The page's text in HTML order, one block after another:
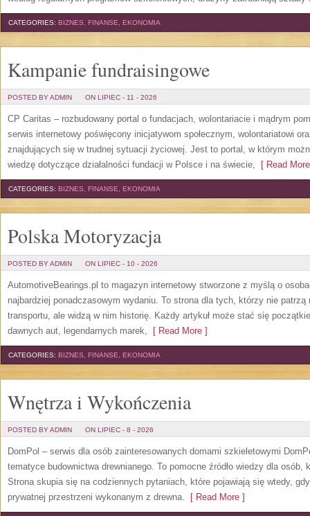
CATEGORIES: BIZNES, FINANSE, EKONOMIA
Kampanie fundraisingowe
POSTED BY ADMIN ON LIPIEC - 11 - 2026
CP Caritas – rozbudowany portal o fundacjach, wolontariacie i mądrym
serwis internetowy poświęcony inicjatywom społecznym, wolontariatowi
znajdujących się w trudnej sytuacji życiowej. Jest to portal, w którym
wiedzę dotyczące działalności fundacji w Polsce i na świecie, [ Read
CATEGORIES: BIZNES, FINANSE, EKONOMIA
Polska Motoryzacja
POSTED BY ADMIN ON LIPIEC - 10 - 2026
AutomotiveBearings.pl to magazyn internetowy stworzone z myślą o
najbardziej ponadczasowym wydaniu. To strona dla tych, którzy nie patrzą
transportu, ale widzą w nim historię. Każdy artykuł może stać się
dawnych aut, legendarnych marek, [ Read More ]
CATEGORIES: BIZNES, FINANSE, EKONOMIA
Wnętrza i Wykończenia
POSTED BY ADMIN ON LIPIEC - 8 - 2026
DomPol – serwis dla osób zainteresowanych domami szkieletowymi
tematyce budownictwa drewnianego. To pomocne źródło wiedzy dla
Strona skupia się na codziennych pytaniach, które pojawiają się wtedy,
prywatnej przestrzeni wykonanym z drewna. [ Read More ]